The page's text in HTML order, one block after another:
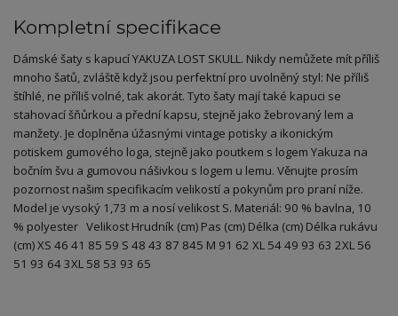
Kompletní specifikace
Dámské šaty s kapucí YAKUZA LOST SKULL. Nikdy nemůžete mít příliš
mnoho šatů, zvláště když jsou perfektní pro uvolněný styl: Ne příliš
štíhlé, ne příliš volné, tak akorát. Tyto šaty mají také kapuci se
stahovací šňůrkou a přední kapsu, stejně jako žebrovaný lem a
manžety. Je doplněna úžasnými vintage potisky a ikonickým
potiskem gumového loga, stejně jako poutkem s logem Yakuza na
bočním švu a gumovou nášivkou s logem u lemu. Věnujte prosím
pozornost našim specifikacím velikostí a pokynům pro praní níže.
Model je vysoký 1,73 m a nosí velikost S. Materiál: 90 % bavlna, 10
% polyester Velikost Hrudník (cm) Pas (cm) Délka (cm) Délka rukávu
(cm) XS 46 41 85 59 S 48 43 87 845 M 91 62 XL 54 49 93 63 2XL 56
51 93 64 3XL 58 53 93 65